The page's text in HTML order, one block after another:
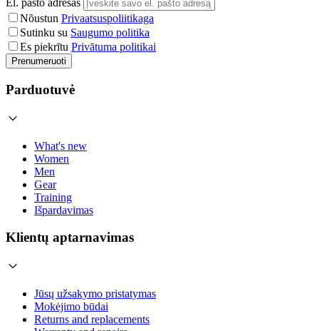
El. pašto adresas
Nõustun Privaatsuspoliitikaga
Sutinku su Saugumo politika
Es piekrītu Privātuma politikai
Prenumeruoti
Parduotuvė
What's new
Women
Men
Gear
Training
Išpardavimas
Klientų aptarnavimas
Jūsų užsakymo pristatymas
Mokėjimo būdai
Returns and replacements